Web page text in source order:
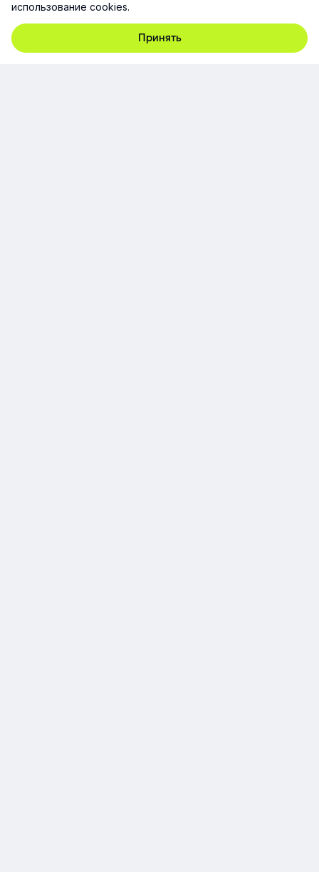
Заполняя форму, я принимаю согласие на
персональных данных
использование cookies.
Принять